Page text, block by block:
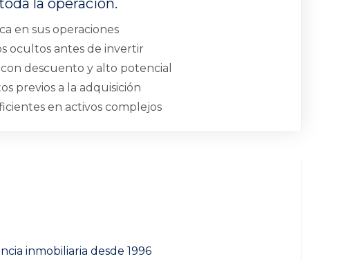
en sus operaciones
ocultos antes de invertir
descuento y alto potencial
previos a la adquisición
en activos complejos
inmobiliaria desde 1996